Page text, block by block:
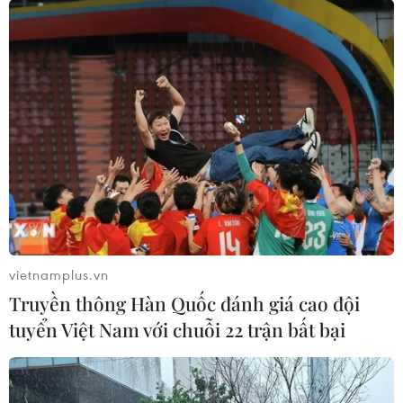
vietnamplus.vn
Truyền thông Hàn Quốc đánh giá cao đội
tuyển Việt Nam với chuỗi 22 trận bất bại